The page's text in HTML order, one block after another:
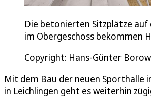
Die betonierten Sitzplätze auf
im Obergeschoss bekommen
Copyright: Hans-Günter
Mit dem Bau der neuen Sporthalle
in Leichlingen geht es weiterhin